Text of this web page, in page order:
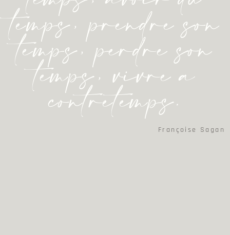
temps, prendre son
temps, perdre son
temps, vivre à
contretemps.Françoise Sagan